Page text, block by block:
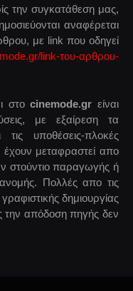
την συγκατάθεση μας,
αναφέρεται
με link που οδηγεί
link-του-αρθρου-
στοcinemode.gr είναι
με εξαίρεση τα
υποθέσεις-πλοκές
έχουν μεταφραστεί απο
στούντιο παραγωγής ή
Πολλές απο τις
δημιουργίας
την απόδοση πηγής δεν